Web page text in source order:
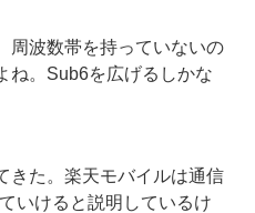
波数帯を持っていないの
ね。Sub6を広げるしかな
た。楽天モバイルは通信
いけると説明しているけ